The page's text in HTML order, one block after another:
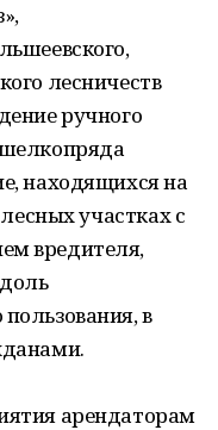
лесничеств
ручного
находящихся на
участках с
вредителя,
в
арендаторам